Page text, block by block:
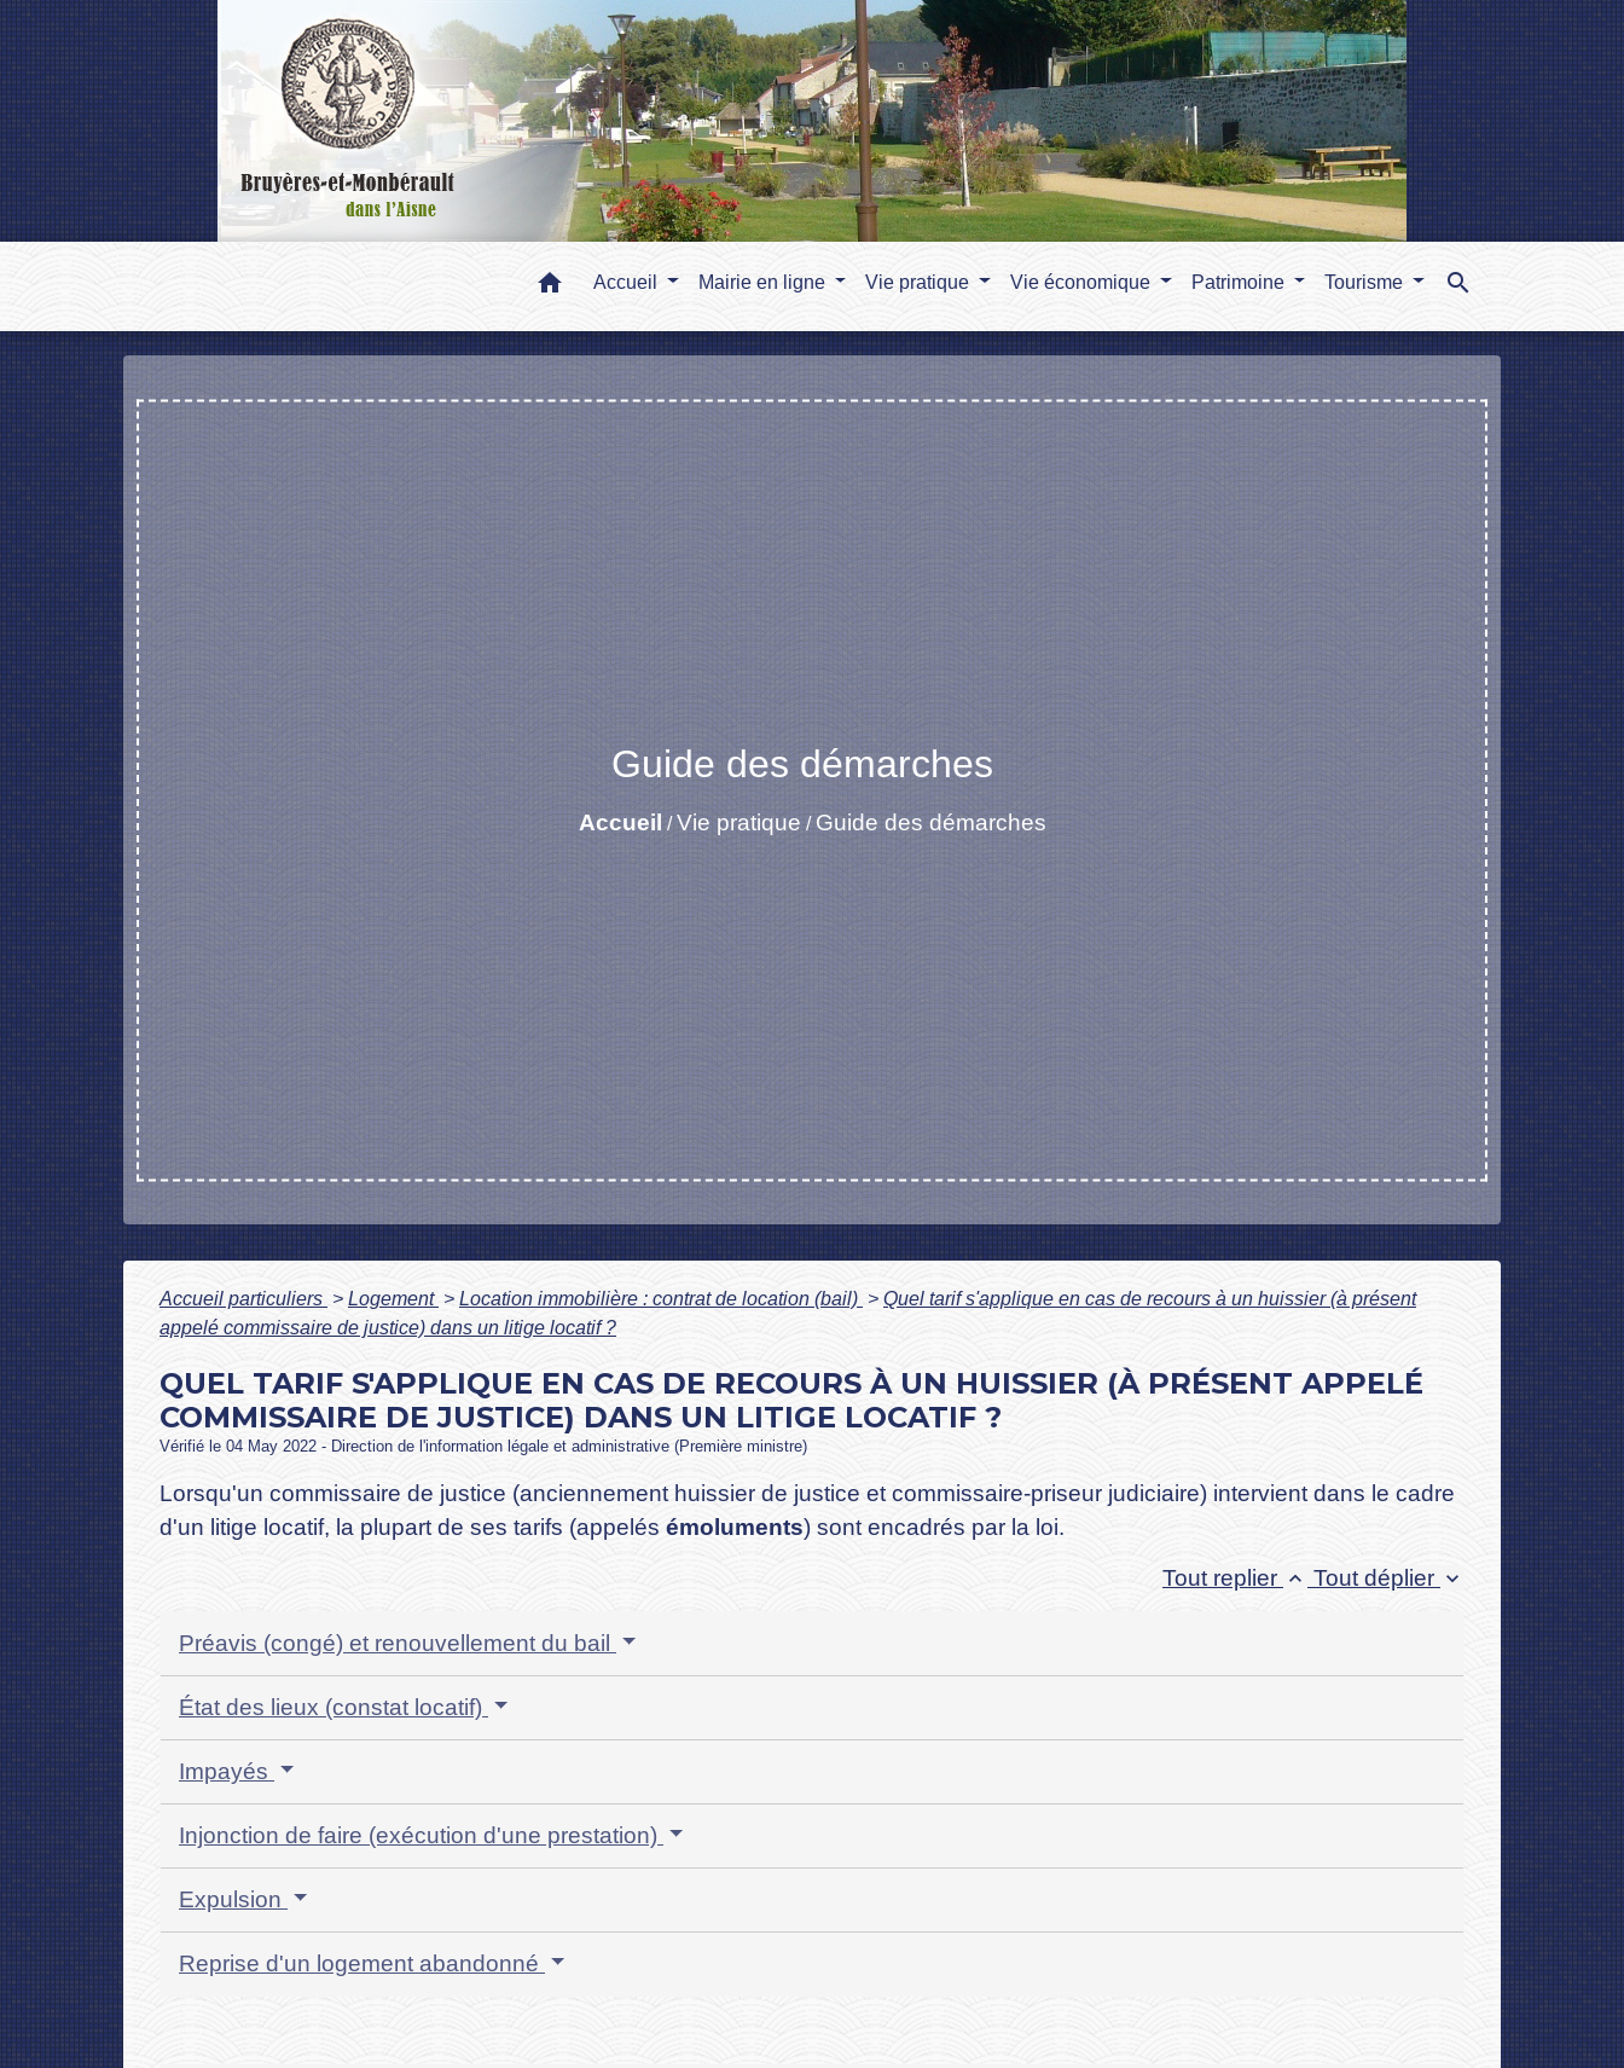
home Accueil Mairie en ligne Vie pratique Vie économique Patrimoine Tourisme search
Guide des démarches
Accueil /Vie pratique / Guide des démarches
Accueil particuliers > Logement > Location immobilière : contrat de location (bail) > Quel tarif s'applique en cas de recours à un huissier (à présent
appelé commissaire de justice) dans un litige locatif ?
QUEL TARIF S'APPLIQUE EN CAS DE RECOURS À UN HUISSIER (À PRÉSENT APPELÉ
COMMISSAIRE DE JUSTICE) DANS UN LITIGE LOCATIF ?
Vérifié le 04 May 2022 - Direction de l'information légale et administrative (Première ministre)
Lorsqu'un commissaire de justice (anciennement huissier de justice et commissaire-priseur judiciaire) intervient dans le cadre
d'un litige locatif, la plupart de ses tarifs (appelés émoluments) sont encadrés par la loi.
Tout replier keyboard_arrow_up Tout déplier keyboard_arrow_down
Préavis (congé) et renouvellement du bail
État des lieux (constat locatif)
Impayés
Injonction de faire (exécution d'une prestation)
Expulsion
Reprise d'un logement abandonné